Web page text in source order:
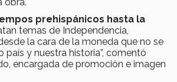
prehispánicos hasta la
temas de Independencia,
la cara de la moneda que no se
país y nuestra historia”, comentó
encargada de promoción e imagen